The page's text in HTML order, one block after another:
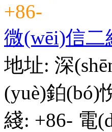
+86-
微(wēi)信二
地址: 深
(yuè)鉑(bó)
綫: +86- 電